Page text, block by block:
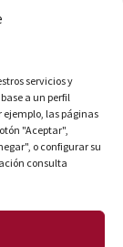
servicios y
a un perfil
ejemplo, las páginas
"Aceptar",
o configurar su
consulta